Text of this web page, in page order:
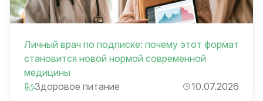
Личный врач по подписке: почему этот формат
становится новой нормой современной
медицины
Здоровое питание
10.07.2026